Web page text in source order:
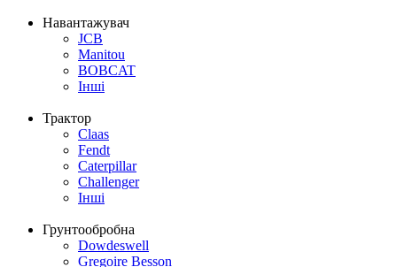
Навантажувач
JCB
Manitou
BOBCAT
Інші
Трактор
Claas
Fendt
Caterpillar
Challenger
Інші
Грунтообробна
Dowdeswell
Gregoire Besson